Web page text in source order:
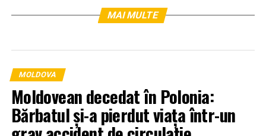
MAI MULTE
MOLDOVA
Moldovean decedat în Polonia:
Bărbatul și-a pierdut viața într-un